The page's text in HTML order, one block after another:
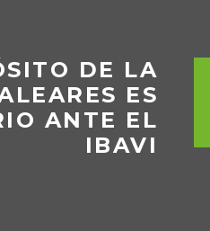
DE LA
ES
ANTE EL
IBAVI